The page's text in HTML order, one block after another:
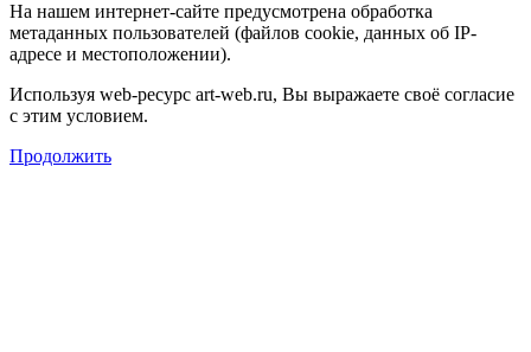
На нашем интернет-сайте предусмотрена обработка
метаданных пользователей (файлов cookie, данных об IP-
адресе и местоположении).
Используя web-ресурс art-web.ru, Вы выражаете своё согласие
с этим условием.
Продолжить